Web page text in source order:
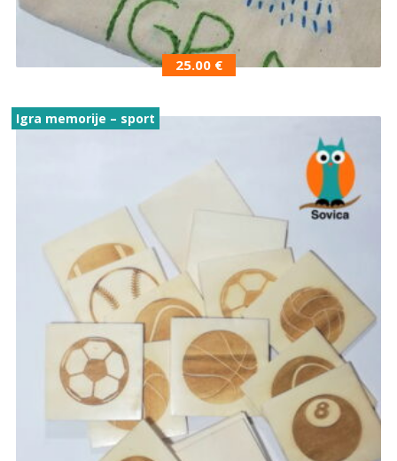
25.00 €
Igra memorije – sport